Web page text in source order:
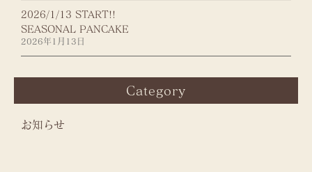
2026/1/13 START!!
SEASONAL PANCAKE
2026年1月13日
Category
お知らせ